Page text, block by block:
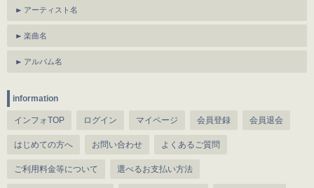
アーティスト名
楽曲名
アルバム名
information
インフォTOP ログイン マイページ 会員登録 会員退会
はじめての方へ お問い合わせ よくあるご質問
ご利用料金等について 選べるお支払い方法